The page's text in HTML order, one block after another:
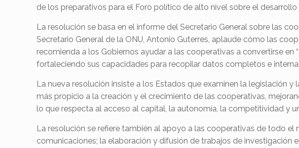
de los preparativos para el Foro político de alto nivel sobre el desarrollo
La resolución se basa en el informe del Secretario General sobre las
Secretario General de la ONU, Antonio Guterres, aplaude cómo las
recomienda a los Gobiernos ayudar a las cooperativas a convertirse
fortaleciendo sus capacidades para recopilar datos completos e
La nueva resolución insiste a los Estados que examinen la legislación
más propicio a la creación y el crecimiento de las cooperativas,
lo que respecta al acceso al capital, la autonomía, la competitividad y
La resolución se refiere también al apoyo a las cooperativas de todo
comunicaciones; la elaboración y difusión de trabajos de